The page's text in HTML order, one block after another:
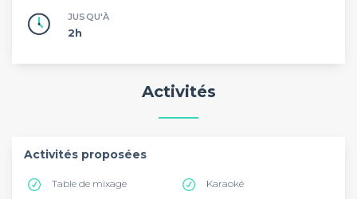
JUSQU'À
2h
Activités
Activités proposées
Table de mixage Karaoké